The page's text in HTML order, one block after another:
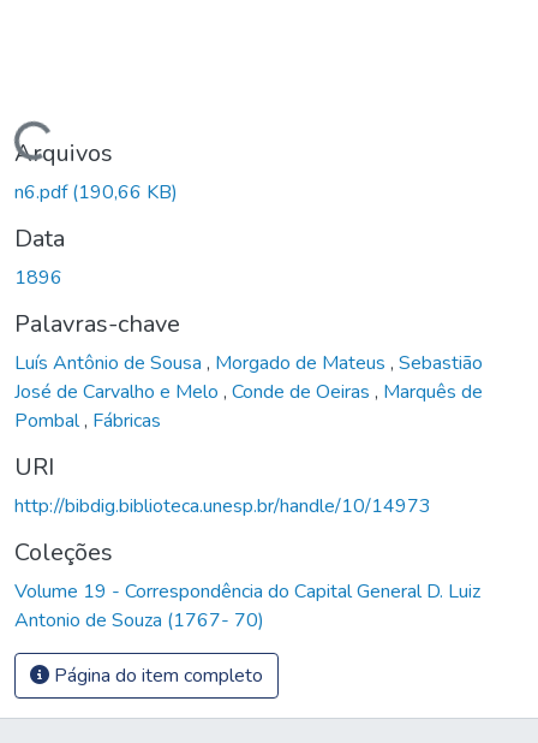
Carregando...
Arquivos
n6.pdf(190,66 KB)
Data
1896
Palavras-chave
Luís Antônio de Sousa , Morgado de Mateus , Sebastião
José de Carvalho e Melo , Conde de Oeiras , Marquês de
Pombal, Fábricas
URI
http://bibdig.biblioteca.unesp.br/handle/10/14973
Coleções
Volume 19 - Correspondência do Capital General D. Luiz
Antonio de Souza (1767- 70)
Página do item completo